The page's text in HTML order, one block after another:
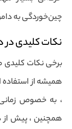
چین‌خوردگی به
نکات کلیدی
برخی نکات کلیدی
همیشه از
، به خصوص زمانی
همچنین ، پیش از